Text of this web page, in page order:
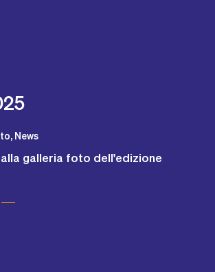
News
galleria foto dell'edizione